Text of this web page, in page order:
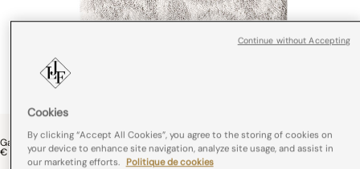
Gant De Toilette Charme Coton
€ 8,00
Cookies
By clicking “Accept All Cookies”, you agree to the storing of cookies on
your device to enhance site navigation, analyze site usage, and assist in
our marketing efforts. Politique de cookies
Continue without Accepting